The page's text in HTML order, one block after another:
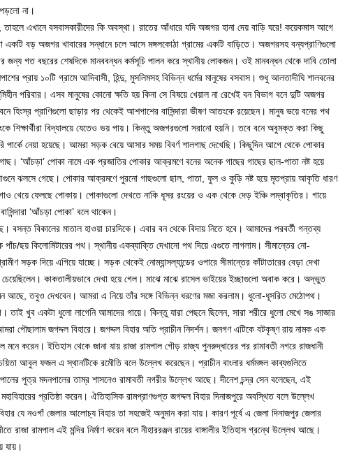
না।
এখানে বসবাসকারীদের কি অবস্থা। রাতের আঁধারে যদি অজগর হানা দেয় বাড়ি ঘরে! কয়েকমাস আগে
বড় অজগর খাবারের সন্ধানে চলে আসে মঙ্গলকোঠা গ্রামের একটি বাড়িতে। অজগরসহ বন্যপ্রাণিগুলো
জন্য গত বছরের শেষদিকে মানববন্ধন কর্মসূচি পালন করে স্থানীয় লোকজন। ওই মানবন্ধন থেকে দাবি তোলা
প্রায় ১০টি গ্রামে আদিবাসী, হিন্দু, মুসলিমসহ বিভিন্ন ধর্মের মানুষের বসবাস। শুধু আলতাদীঘি শালবনের
পরিবার। এসব মানুষের কোনো ক্ষতি হয় কিনা সে বিষয়ে খেয়াল না রেখেই বন বিভাগ বনে দুটি অজগর
হিংস্র প্রাণিগুলো ছাড়ার পর থেকেই আশপাশের বাসিন্দারা ভীষণ আতংকে রয়েছেন। মানুষ ভয়ে বনের পথ
শিক্ষার্থীরা বিদ্যালয়ে যেতেও ভয় পায়। কিন্তু অজগরগুলো সরানো হয়নি। তবে বনে অবুমক্ত করা কিছু
পার্কে নেয়া হয়েছে। আমরা সড়ক বেয়ে আসার সময় বিবর্ণ শালগাছ দেখেছি। কিছুদিন আগে থেকে পোকার
‘আঁচড়া’ পোকা নামে এক প্রজাতির পোকার আক্রমণে বনের অনেক গাছের গাছের ছাল-পাতা নষ্ট হয়ে
ঝলসে গেছে। পোকার আক্রমণে পুরনো গাছগুলো ছাল, পাতা, ফুল ও কুড়ি নষ্ট হয়ে মৃতপ্রায় আকৃতি ধারণ
খেয়ে ফেলছে পোকায়। পোকাগুলো দেখতে নাকি ধূসর রংয়ের ও এক থেকে দেড় ইঞ্চি লম্বাকৃতির। গায়ে
‘আঁচড়া পোকা’ বলে থাকেন।
বসন্ত বিকালের মাতাল হাওয়া চারদিকে। এবার বন থেকে বিদায় নিতে হবে। আমাদের পরবর্তী গন্তব্য
পাঁচ/ছয় কিলোমিটারের পথ। স্থানীয় একব্যাক্তি দেখানো পথ দিয়ে এগুতে লাগলাম। সীমান্তের নো-
সড়ক দিয়ে এগিয়ে যাচ্ছে। সড়ক থেকেই নোম্যান্সল্যান্ডের ওপারে সীমান্তের কাঁটাতারের বেড়া দেখা
চেয়েছিলেন। কাকতালীয়ভাবে দেখা হয়ে গেল। মাঝে মাঝে রাসেল ভাইয়ের ইচ্ছাগুলো অবাক করে। অদ্ভুত
আছে, তবুও দেখবেন। আমরা এ নিয়ে তাঁর সঙ্গে বিভিন্ন ধরণের মজা করলাম। ধুলো-ধূসরিত মেঠোপথ।
খুব একটা ধুলো লাগেনি আমাদের গায়ে। কিন্তু যারা পেছনে ছিলেন, সারা শরীরে ধুলো মেখে সঙ সাজার
পৌছালাম জগদ্দল বিহারে। জগদ্দল বিহার অতি প্রাচীন নিদর্শন। জনগণ এটিকে বটকৃষ্ণ রায় নামক এক
মনে করেন। ইতিহাস থেকে জানা যায় রাজা রামপাল গৌড় রাজ্য পুনরুদ্ধারের পর রামাবতী নগরে রাজধানী
আবুল ফজল এ স্থানটিকে রমৌতি বলে উল্লেখ করেছেন। প্রাচীন বাংলার ধর্মমঙ্গল কাব্যগুলিতে
পুত্র মদনপালের তাম্র শাসনেও রামাবতী নগরীর উল্লেখ আছে। দীনেশ চন্দ্র সেন বলেছেন, এই
মহাবিহারের প্রতিষ্ঠা করেন। ঐতিহাসিক রামপ্রাণগুপ্ত জগদ্দল বিহার দিনাজপুরে অবস্থিত বলে উল্লেখ
যে নওগাঁ জেলার আলোচ্য বিহার তা সহজেই অনুমান করা যায়। কারণ পূর্বে এ জেলা দিনাজপুর জেলার
রাজা রামপাল এই মন্দির নির্মাণ করেন বলে নীহাররঞ্জন রায়ের বাঙ্গালীর ইতিহাস গ্রন্থে উল্লেখ আছে।
যায়।